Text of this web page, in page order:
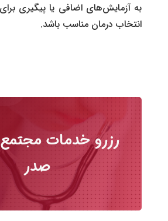
به آزمایش‌های اضافی یا پیگیری
انتخاب درمان مناسب باشد.
رزرو خدمات
صدر